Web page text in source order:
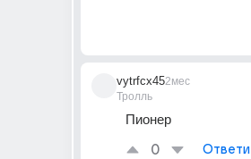
vytrfcx45
Тролль
2мес
Пионер
0